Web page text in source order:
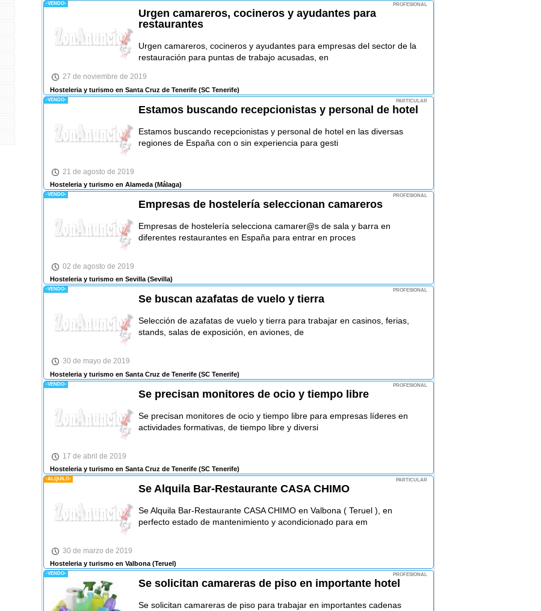
-VENDO- PROFESIONAL
Urgen camareros, cocineros y ayudantes para
restaurantes
Urgen camareros, cocineros y ayudantes para empresas del sector de la
restauración para puntas de trabajo acusadas, en
27 de noviembre de 2019
Hosteleria y turismo en Santa Cruz de Tenerife(SC Tenerife)
-VENDO- PARTICULAR
Estamos buscando recepcionistas y personal de hotel
Estamos buscando recepcionistas y personal de hotel en las diversas
regiones de España con o sin experiencia para gesti
21 de agosto de 2019
Hosteleria y turismo en Alameda(Málaga)
-VENDO- PROFESIONAL
Empresas de hostelería seleccionan camareros
Empresas de hostelería selecciona camarer@s de sala y barra en
diferentes restaurantes en España para entrar en proces
02 de agosto de 2019
Hosteleria y turismo en Sevilla(Sevilla)
-VENDO- PROFESIONAL
Se buscan azafatas de vuelo y tierra
Selección de azafatas de vuelo y tierra para trabajar en casinos, ferias,
stands, salas de exposición, en aviones, de
30 de mayo de 2019
Hosteleria y turismo en Santa Cruz de Tenerife(SC Tenerife)
-VENDO- PROFESIONAL
Se precisan monitores de ocio y tiempo libre
Se precisan monitores de ocio y tiempo libre para empresas líderes en
actividades formativas, de tiempo libre y diversi
17 de abril de 2019
Hosteleria y turismo en Santa Cruz de Tenerife(SC Tenerife)
-ALQUILO- PARTICULAR
Se Alquila Bar-Restaurante CASA CHIMO
Se Alquila Bar-Restaurante CASA CHIMO en Valbona ( Teruel ), en
perfecto estado de mantenimiento y acondicionado para em
30 de marzo de 2019
Hosteleria y turismo en Valbona(Teruel)
-VENDO- PROFESIONAL
Se solicitan camareras de piso en importante hotel
Se solicitan camareras de piso para trabajar en importantes cadenas